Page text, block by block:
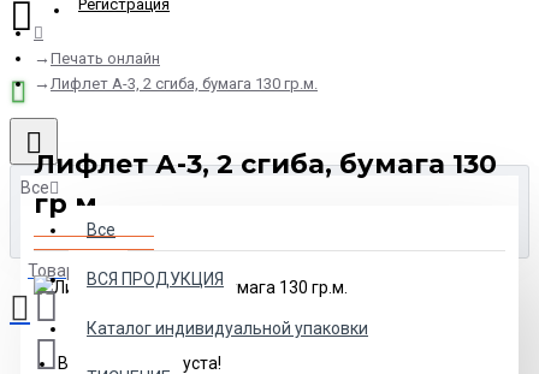
Регистрация
Все
Все
ВСЯ ПРОДУКЦИЯ
Каталог индивидуальной упаковки
Товаров: 0 (0.00р.)
Ваша корзина пуста!
Печать онлайн
Лифлет А-3, 2 сгиба, бумага 130 гр.м.
Лифлет А-3, 2 сгиба, бумага 130
гр.м.